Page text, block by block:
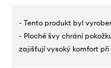
- Tento produkt byl
- Ploché švy chrání
zajišťují vysoký komfort